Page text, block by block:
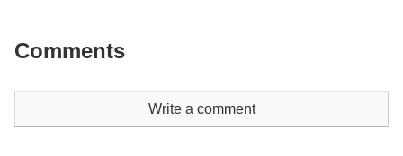
Comments
Write a comment